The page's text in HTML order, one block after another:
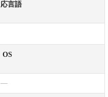
言語
OS
—